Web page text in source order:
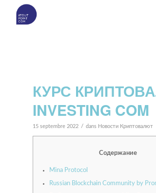
КУРС
INVESTING COM
15 septembre 2022 / dans Новости Криптовалют
Содержание
Mina Protocol
Russian Blockchain Community by